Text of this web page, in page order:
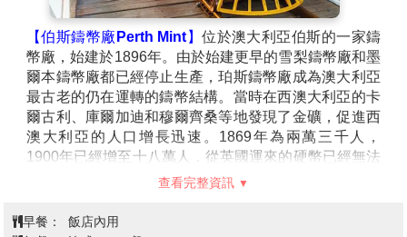
★特別安排乘坐棧橋海上小火車(來
回)